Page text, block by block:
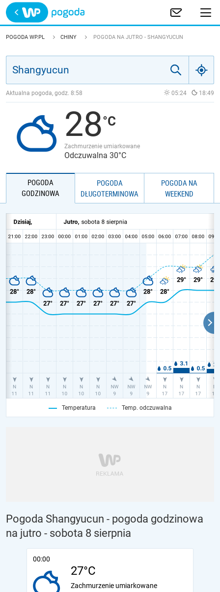
Trwa ładowanie
POLSKA
JAKOŚĆ POWIETRZA
POGODA WP.PL CHINY POGODA NA JUTRO - SHANGYUCUN
Aktualna pogoda, godz. 8:58 05:24 18:49
28
Zachmurzenie umiarkowane
Odczuwalna 30°C
POGODA
GODZINOWA
POGODA
DŁUGOTERMINOWA
POGODA NA
WEEKEND
Temperatura Temp. odczuwalna
Pogoda Shangyucun - pogoda godzinowa
na jutro - sobota 8 sierpnia
00:00
27°C
Zachmurzenie umiarkowane